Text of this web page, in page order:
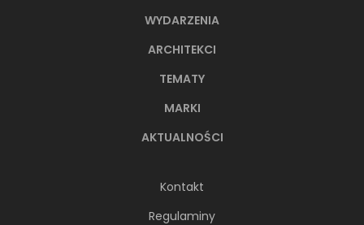
WYDARZENIA
ARCHITEKCI
TEMATY
MARKI
AKTUALNOŚCI
Kontakt
Regulaminy